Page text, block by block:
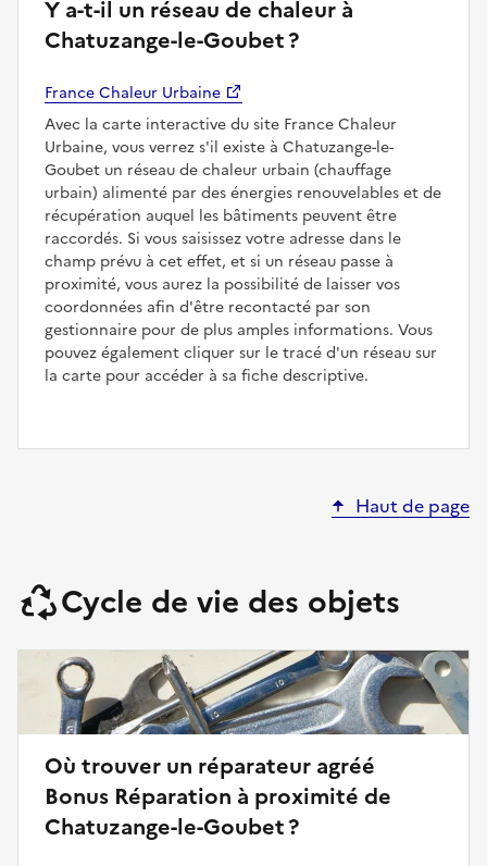
Y a-t-il un réseau de chaleur à
Chatuzange-le-Goubet ?
France Chaleur Urbaine
Avec la carte interactive du site France Chaleur
Urbaine, vous verrez s'il existe à Chatuzange-le-
Goubet un réseau de chaleur urbain (chauffage
urbain) alimenté par des énergies renouvelables et de
récupération auquel les bâtiments peuvent être
raccordés. Si vous saisissez votre adresse dans le
champ prévu à cet effet, et si un réseau passe à
proximité, vous aurez la possibilité de laisser vos
coordonnées afin d'être recontacté par son
gestionnaire pour de plus amples informations. Vous
pouvez également cliquer sur le tracé d'un réseau sur
la carte pour accéder à sa fiche descriptive.
Haut de page
Cycle de vie des objets
Où trouver un réparateur agréé
Bonus Réparation à proximité de
Chatuzange-le-Goubet ?